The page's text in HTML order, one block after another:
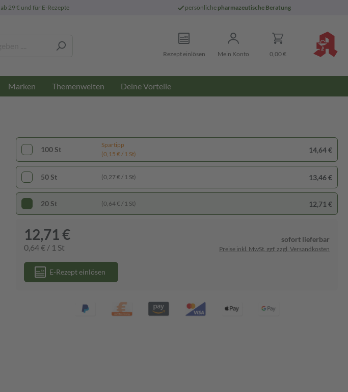
ab 29 € und für E-Rezepte persönliche pharmazeutische Beratung
Rezept einlösen Mein Konto 0,00 €
Marken Themenwelten Deine Vorteile
100 St
Spartipp
(0,15 € / 1 St)
14,64 €
50 St (0,27 € / 1 St) 13,46 €
20 St (0,64 € / 1 St) 12,71 €
12,71 €
0,64 € / 1 St
sofort lieferbar
Preise inkl. MwSt. ggf. zzgl. Versandkosten
E-Rezept einlösen